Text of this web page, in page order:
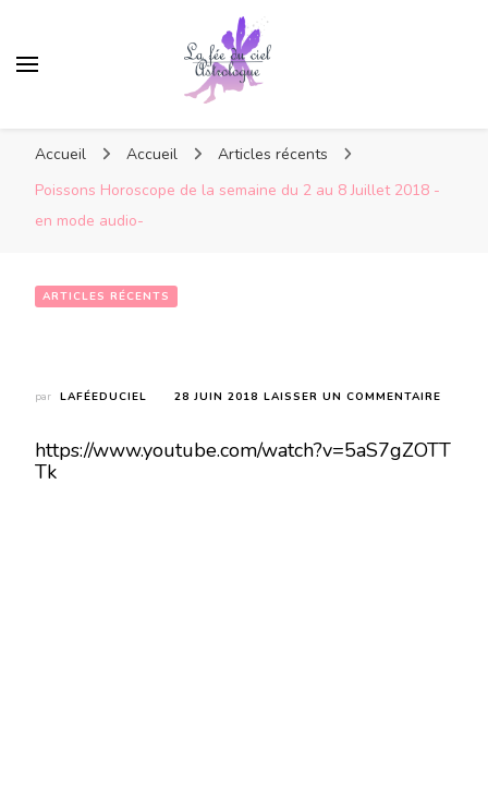
Accueil Accueil
Articles récents
Poissons Horoscope de la semaine du 2 au 8 Juillet 2018 -
en mode audio-
ARTICLES RÉCENTS
par LAFÉEDUCIEL 28 JUIN 2018 LAISSER UN COMMENTAIRE
DE
https://www.youtube.com/watch?v=5aS7gZOTT
Tk